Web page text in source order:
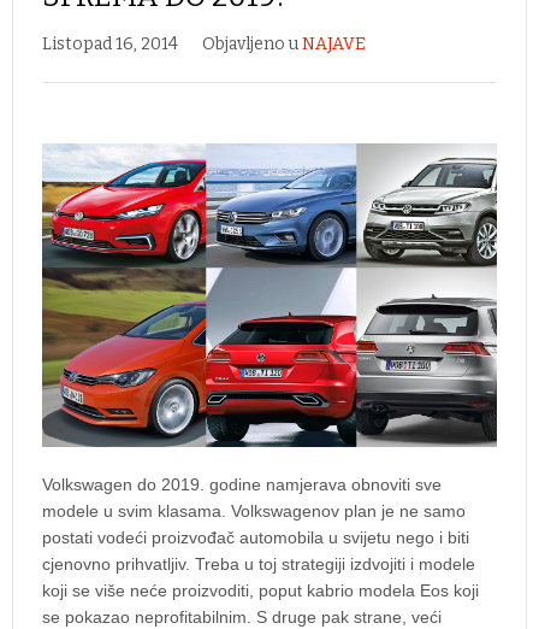
Listopad 16, 2014 Objavljeno uNAJAVE
Volkswagen do 2019. godine namjerava obnoviti sve
modele u svim klasama. Volkswagenov plan je ne samo
postati vodeći proizvođač automobila u svijetu nego i biti
cjenovno prihvatljiv. Treba u toj strategiji izdvojiti i modele
koji se više neće proizvoditi, poput kabrio modela Eos koji
se pokazao neprofitabilnim. S druge pak strane, veći